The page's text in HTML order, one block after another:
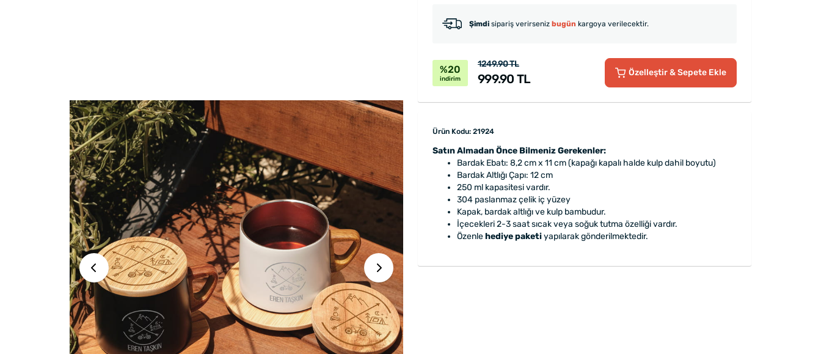
Şimdi sipariş verirseniz bugün kargoya verilecektir.
%20
indirim
1249.90 TL
999.90 TL Özelleştir& Sepete Ekle
Ürün Kodu: 21924
Satın Almadan Önce Bilmeniz Gerekenler:
Bardak Ebatı: 8,2 cm x 11 cm (kapağı kapalı halde kulp dahil boyutu)
Bardak Altlığı Çapı: 12 cm
250 ml kapasitesi vardır.
304 paslanmaz çelik iç yüzey
Kapak, bardak altlığı ve kulp bambudur.
İçecekleri 2-3 saat sıcak veya soğuk tutma özelliği vardır.
Özenlehediye paketiyapılarak gönderilmektedir.